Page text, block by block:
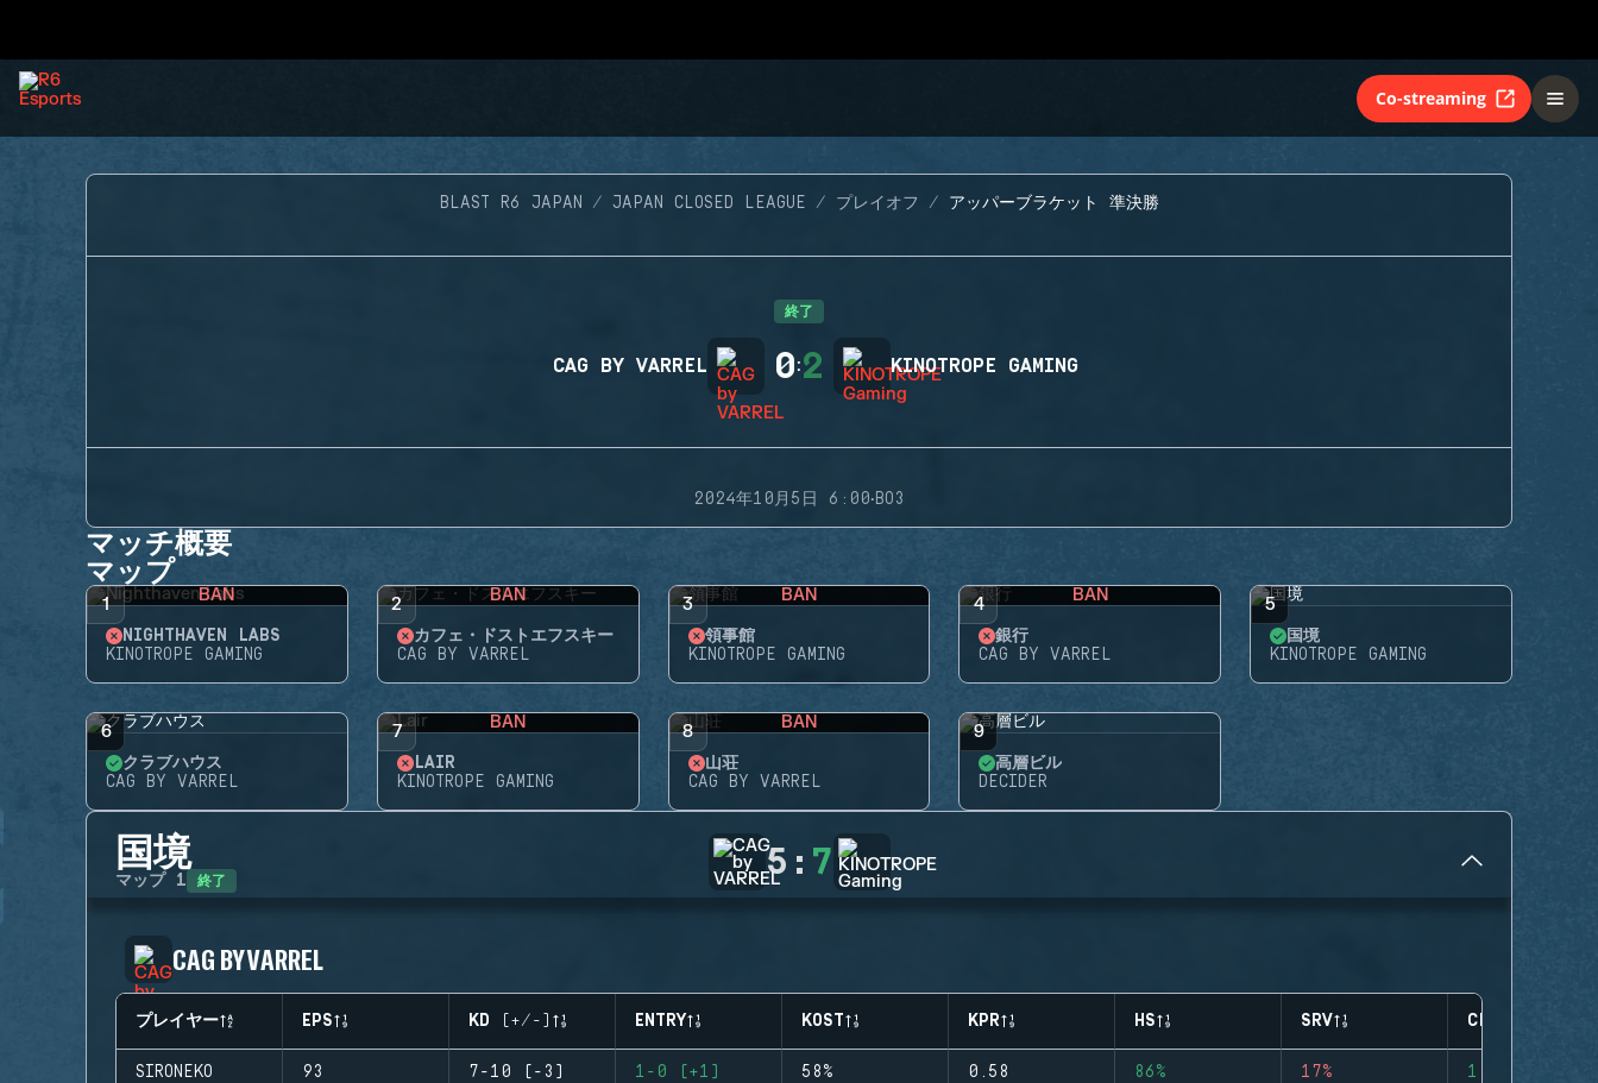
Co-streaming
BLAST R6 JAPAN JAPAN CLOSED LEAGUE プレイオフ アッパーブラケット 準決勝
終了
CAG BY VARREL 0:2 KINOTROPE GAMING
2024年10月5日 6:00·BO3
マッチ概要
マップ
1 BAN
NIGHTHAVEN LABS
KINOTROPE GAMING
2 BAN
カフェ・ドストエフスキー
CAG BY VARREL
3 BAN
領事館
KINOTROPE GAMING
4 BAN
銀行
CAG BY VARREL
5
国境
KINOTROPE GAMING
6
クラブハウス
CAG BY VARREL
7 BAN
LAIR
KINOTROPE GAMING
8 BAN
山荘
CAG BY VARREL
9
高層ビル
DECIDER
国境
マップ 1 終了 5 : 7
CAG BY VARREL
プレイヤー EPS KD (+/-) ENTRY KOST KPR HS SRV CLUTCHES
SIRONEKO 93 7-10 (-3) 1-0 (+1) 58% 0.58 86% 17% 1